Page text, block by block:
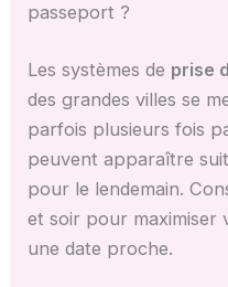
passeport ?
Les systèmes de prise
des grandes villes se
parfois plusieurs fois
peuvent apparaître
pour le lendemain.
et soir pour maximiser
une date proche.